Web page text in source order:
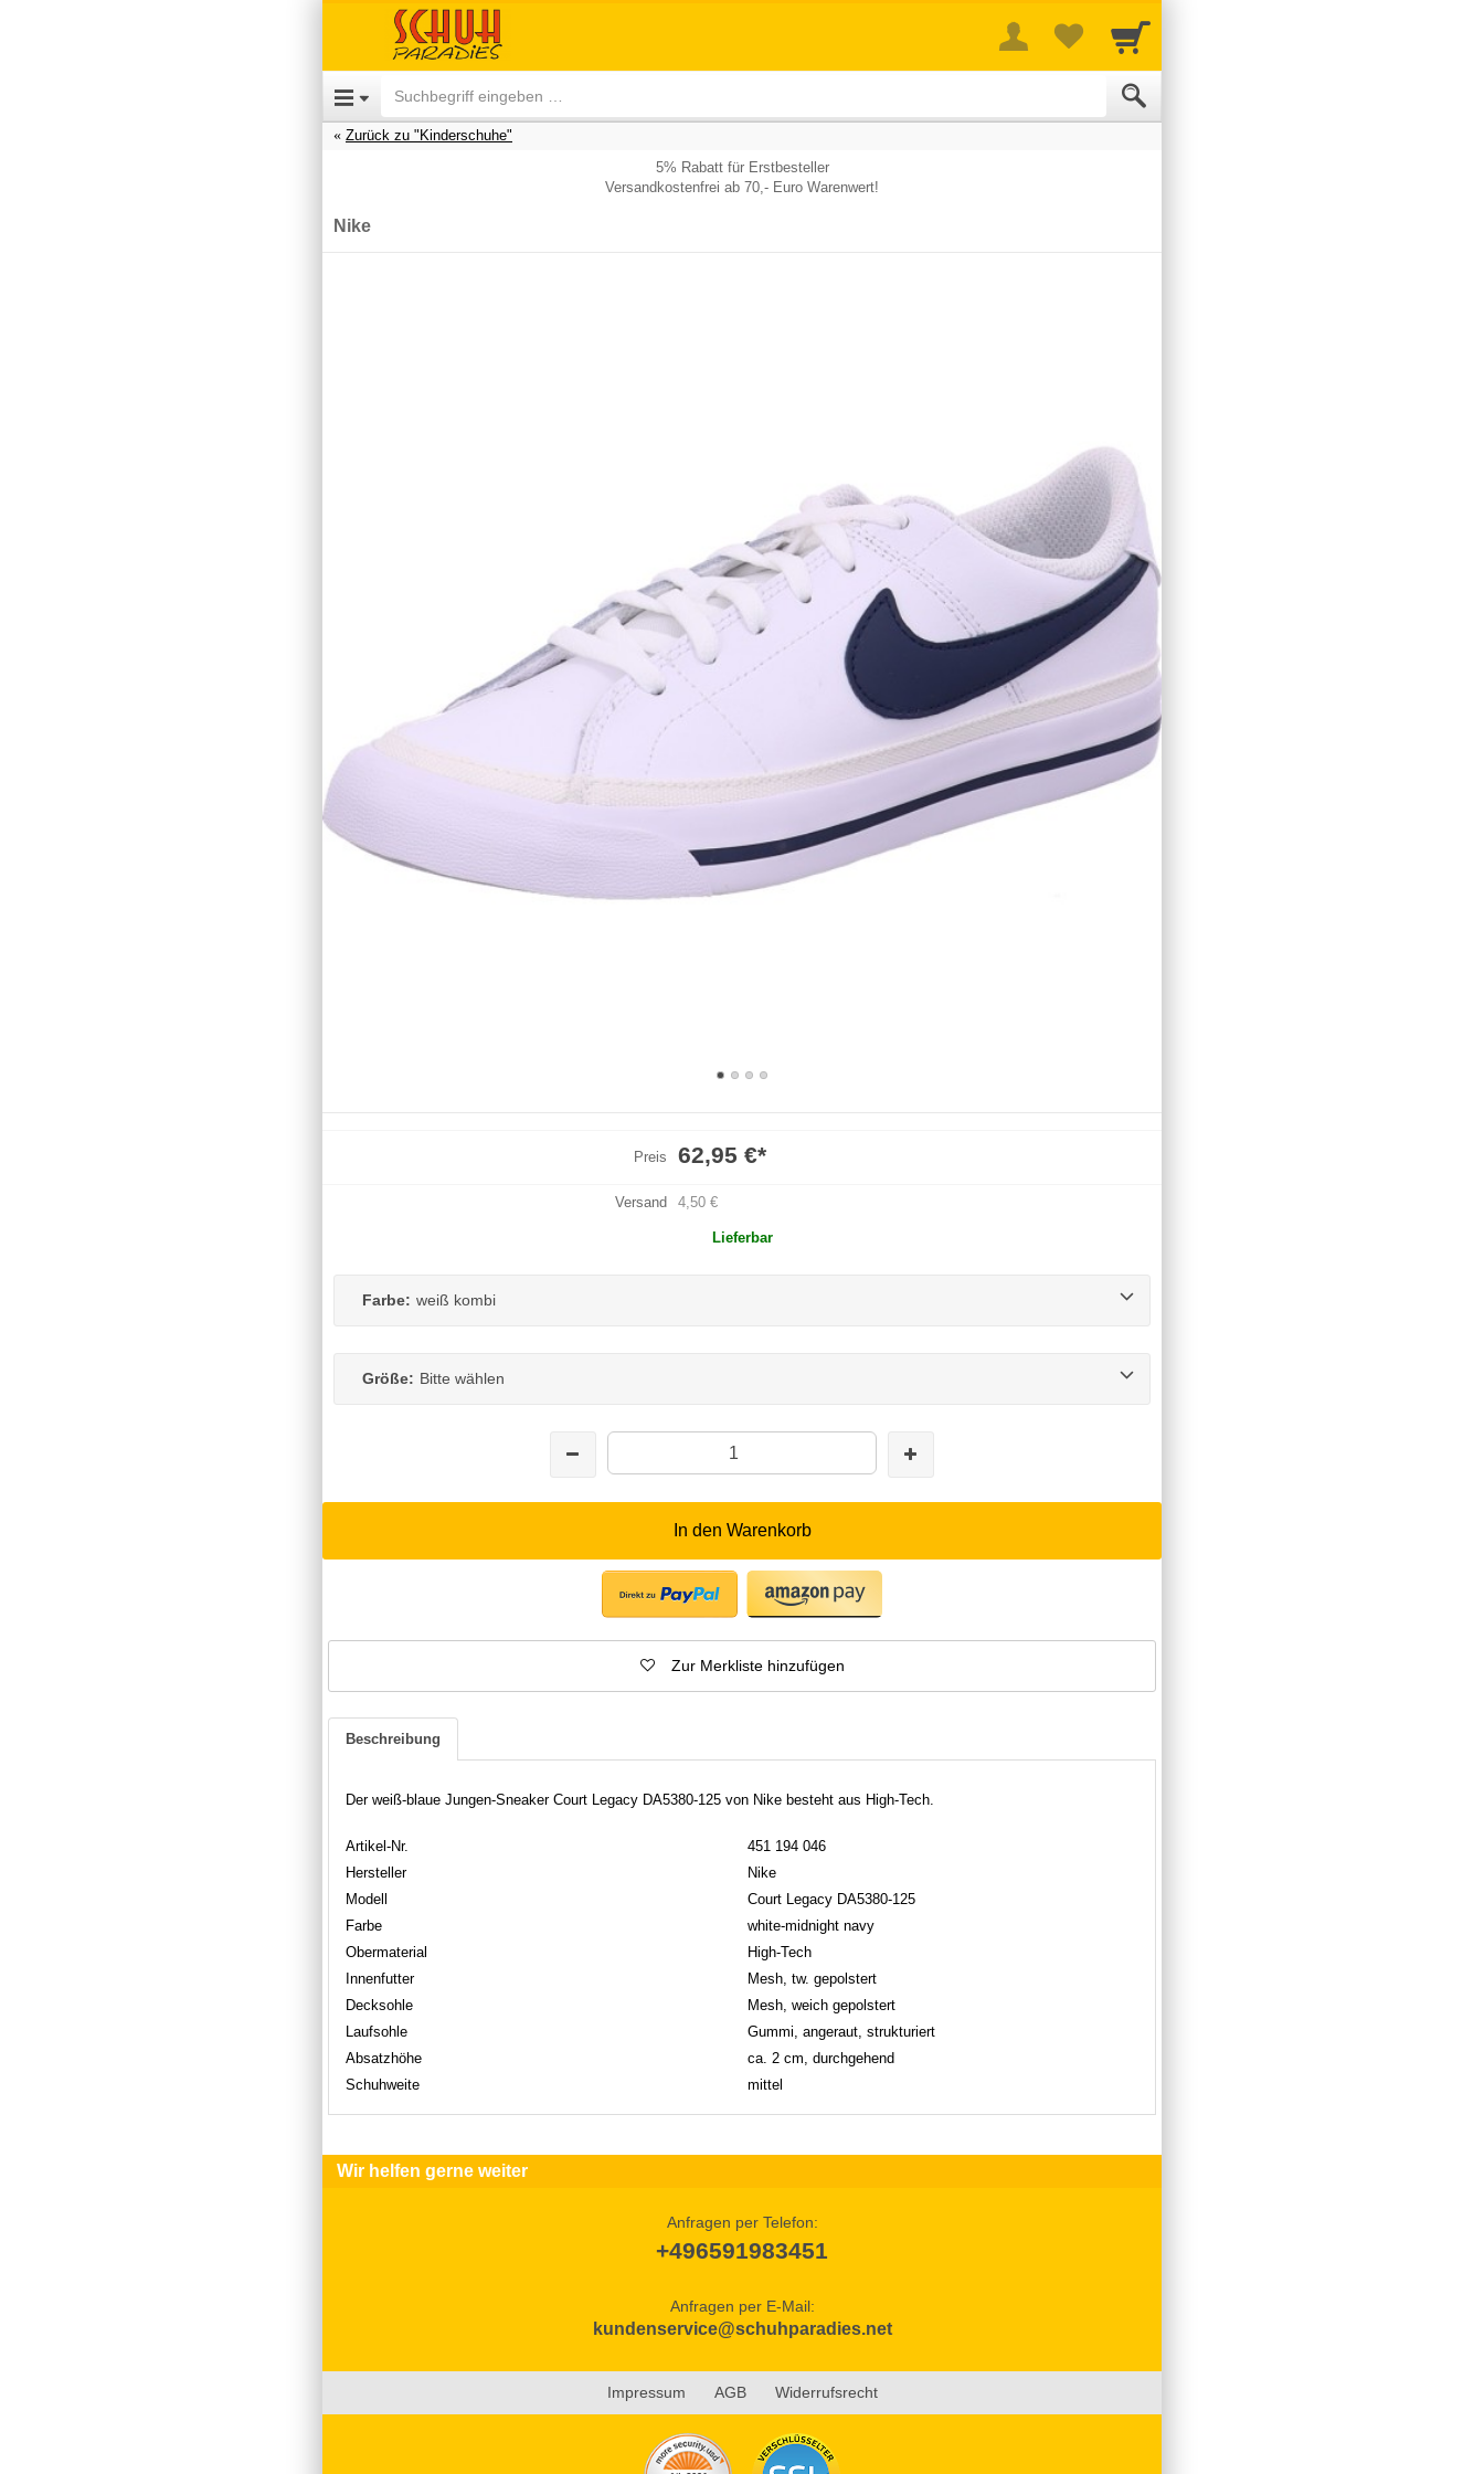
Zurück zu "Kinderschuhe"
5% Rabatt für Erstbesteller
Versandkostenfrei ab 70,- Euro Warenwert!
Nike
Preis 62,95 €*
Versand 4,50 €
Lieferbar
Farbe: weiß kombi
Größe: Bitte wählen
In den Warenkorb
Zur Merkliste hinzufügen
Beschreibung
Der weiß-blaue Jungen-Sneaker Court Legacy DA5380-125 von Nike besteht aus High-Tech.
Artikel-Nr.
451 194 046
Hersteller
Nike
Modell
Court Legacy DA5380-125
Farbe
white-midnight navy
Obermaterial
High-Tech
Innenfutter
Mesh, tw. gepolstert
Decksohle
Mesh, weich gepolstert
Laufsohle
Gummi, angeraut, strukturiert
Absatzhöhe
ca. 2 cm, durchgehend
Schuhweite
mittel
Wir helfen gerne weiter
Anfragen per Telefon:
+496591983451
Anfragen per E-Mail:
kundenservice@schuhparadies.net
Impressum AGB Widerrufsrecht